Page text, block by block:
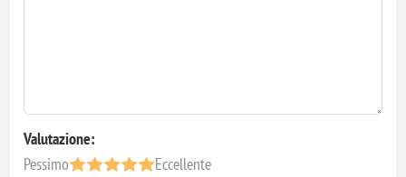
Valutazione:
Pessimo
Eccellente